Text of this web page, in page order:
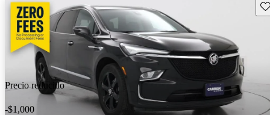
Precio reducido
-$1,000